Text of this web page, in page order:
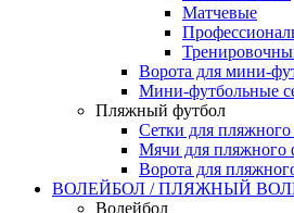
Матчевые
Ворота для мини-
Мини-футбольные
Пляжный футбол
Сетки для пляжного
Мячи для пляжного
Ворота для
ВОЛЕЙБОЛ / ПЛЯЖНЫЙ
Волейбол